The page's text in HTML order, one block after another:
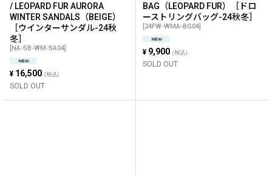
/ LEOPARD FUR AURORA
WINTER SANDALS（BEIGE）
［ウインターサンダル-24秋
冬］
[NA-SB-WM-SA04]
¥ 16,500 (税込)
SOLD OUT
BAG（LEOPARD FUR）［ドロ
ーストリングバッグ-24秋冬］
[24FW-WMA-BG04]
¥ 9,900 (税込)
SOLD OUT